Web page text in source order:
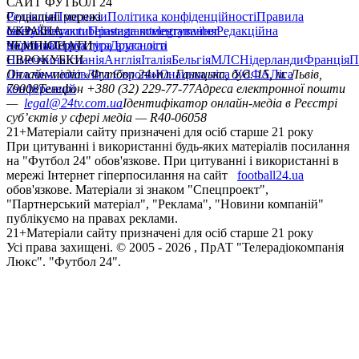
РедакціяПрогнозиПолітика конфіденційностіПравила
сайтуКонтактиПравила коментуванняРедакційна
політикаСтруктура власності
Соціальні мережі
facebookxyoutubeinstagramtelegramviber
УКРАЇНА
УкраїнаПерша лігаДруга ліга
ЧЕМПІОНАТИ
НімеччинаІспаніяАнгліяІталіяБельгіяМЛСНідерландиФранція
ЄВРОКУБКИ
Ліга чемпіонівЛіга ЄвропиЮнацька ліга УЄФАЛіга
конференцій
Онлайн-медіа «Футбол 24»пл. Галицька, буд. 15, м. Львів,
79008Телефон +380 (32) 229-77-77Адреса електронної пошти
— legal@24tv.com.uaІдентифікатор онлайн-медіа в Реєстрі
суб’єктів у сфері медіа — R40-06058
21+Матеріали сайту призначені для осіб старше 21 року
При цитуванні і використанні будь-яких матеріалів посилання
на "Футбол 24" обов'язкове. При цитуванні і використанні в
мережі Інтернет гіперпосилання на сайт
football24.ua
обов'язкове. Матеріали зі знаком "Спецпроект",
"Партнерський матеріал", "Реклама", "Новини компаній"
публікуємо на правах реклами.
21+Матеріали сайту призначені для осіб старше 21 року
Усi права захищенi. © 2005 - 2026 , ПрАТ "Телерадіокомпанія
Люкс". "Футбол 24".